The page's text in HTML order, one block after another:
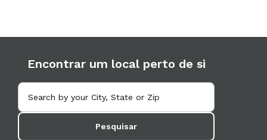
Encontrar um local perto de si
Pesquisar